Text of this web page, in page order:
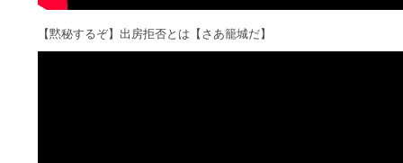
【黙秘するぞ】出房拒否とは【さあ籠城だ】